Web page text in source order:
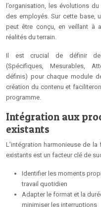
l’organisation, les évolutions
des employés. Sur cette base,
peut être conçu, en veillant à
réalités du terrain.
Il est crucial de définir
(Spécifiques, Mesurables,
définis) pour chaque module
création du contenu et
programme.
Intégration aux
existants
L’intégration harmonieuse de
existants est un facteur clé de
Identifier les moments
travail quotidien
Adapter le format et la
minimiser les interruptions